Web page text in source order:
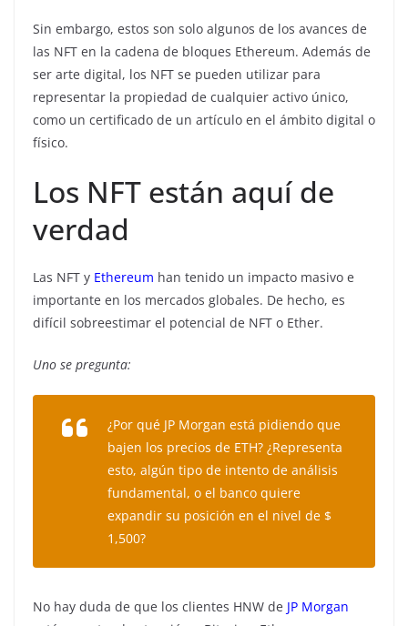
Sin embargo, estos son solo algunos de los avances de
las NFT en la cadena de bloques Ethereum. Además de
ser arte digital, los NFT se pueden utilizar para
representar la propiedad de cualquier activo único,
como un certificado de un artículo en el ámbito digital o
físico.
Los NFT están aquí de
verdad
Las NFT y Ethereum han tenido un impacto masivo e
importante en los mercados globales. De hecho, es
difícil sobreestimar el potencial de NFT o Ether.
Uno se pregunta:
¿Por qué JP Morgan está pidiendo que
bajen los precios de ETH? ¿Representa
esto, algún tipo de intento de análisis
fundamental, o el banco quiere
expandir su posición en el nivel de $
1,500?
No hay duda de que los clientes HNW de JP Morgan